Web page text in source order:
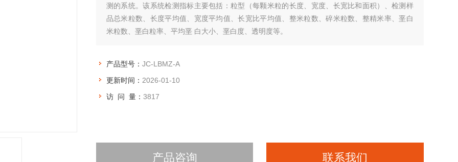
测的系统。该系统检测指标主要包括：粒型（每颗米粒的长度、宽度、长宽比和面积）、检测样
品总米粒数、长度平均值、宽度平均值、长宽比平均值、整米粒数、碎米粒数、整精米率、垩白
米粒数、垩白粒率、平均垩 白大小、垩白度、透明度等。
产品型号： JC-LBMZ-A
更新时间： 2026-01-10
访 问 量： 3817
产品咨询 联系我们